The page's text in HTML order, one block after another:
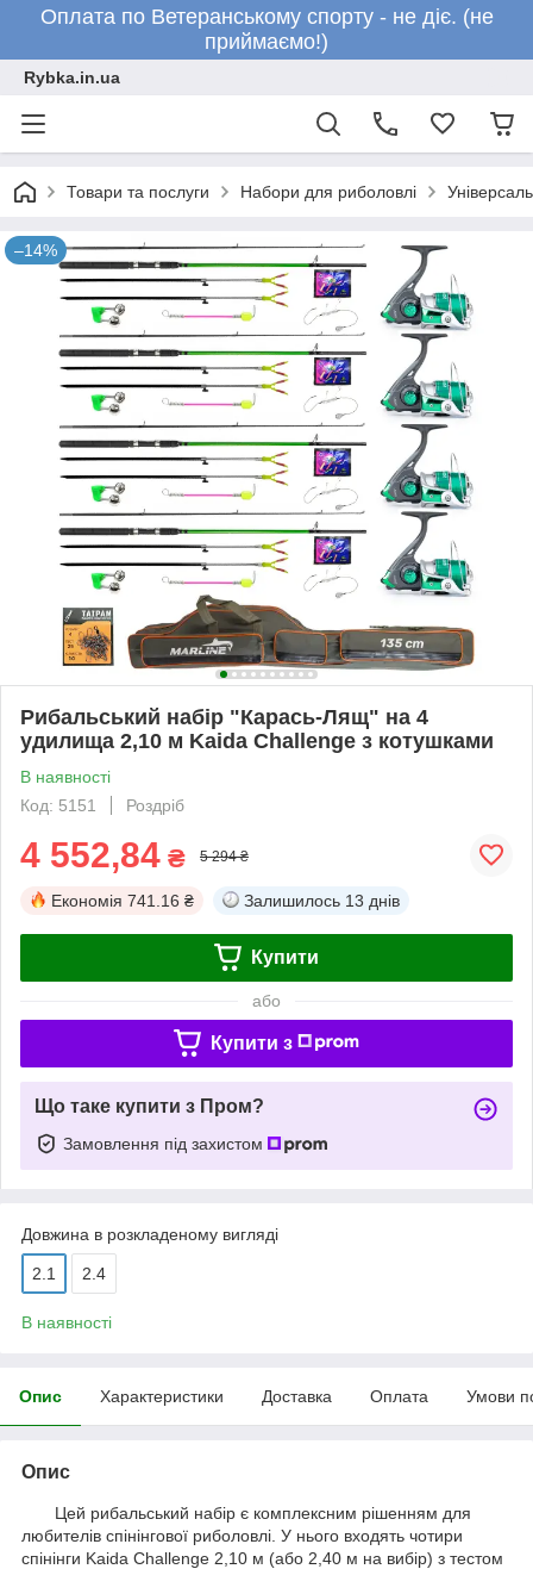
Оплата по Ветеранському спорту - не діє. (не
приймаємо!)
Rybka.in.ua
Товари та послуги Набори для риболовлі
–14%
Рибальський набір "Карась-Лящ" на 4
удилища 2,10 м Kaida Challenge з котушками
В наявності
Код: 5151
Роздріб
4 552,84 ₴ 5 294 ₴
Економія 741.16 ₴ Залишилось 13 днів
Купити
або
Купити з
Що таке купити з Пром?
Замовлення під захистом
Довжина в розкладеному вигляді
2.1 2.4
В наявності
Опис Характеристики Доставка Оплата Умови
Опис
Цей рибальський набір є комплексним рішенням для
любителів спінінгової риболовлі. У нього входять чотири
спінінги Kaida Challenge 2,10 м (або 2,40 м на вибір) з тестом